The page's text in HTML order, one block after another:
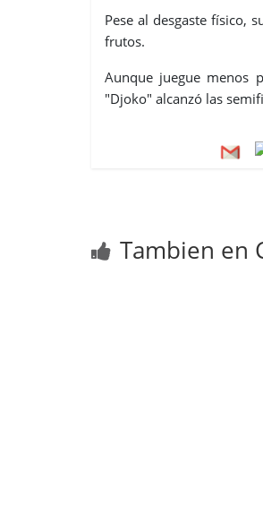
Pese al desgaste físico,
frutos.
Aunque juegue menos
"Djoko" alcanzó las
Tambien en